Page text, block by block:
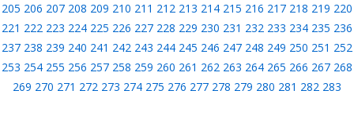
205 206 207 208 209 210 211 212 213 214 215 216 217 218 219 220
221 222 223 224 225 226 227 228 229 230 231 232 233 234 235 236
237 238 239 240 241 242 243 244 245 246 247 248 249 250 251 252
253 254 255 256 257 258 259 260 261 262 263 264 265 266 267 268
269 270 271 272 273 274 275 276 277 278 279 280 281 282 283